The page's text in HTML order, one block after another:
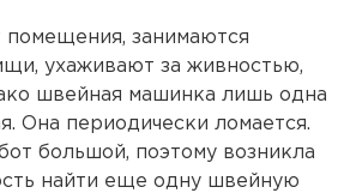
занимаются
ухаживают за живностью,
швейная машинка лишь одна
Она периодически ломается.
большой, поэтому возникла
найти еще одну швейную